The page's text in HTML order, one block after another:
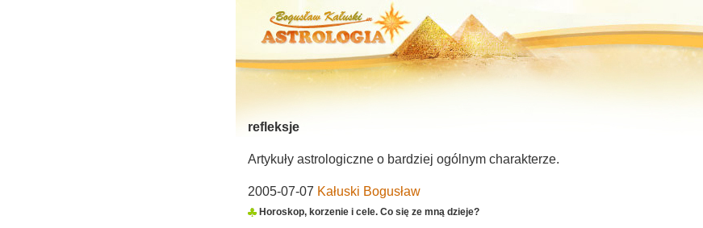
refleksje
Artykuły astrologiczne o bardziej ogólnym charakterze.
2005-07-07 Kałuski Bogusław
Horoskop, korzenie i cele. Co się ze mną dzieje?